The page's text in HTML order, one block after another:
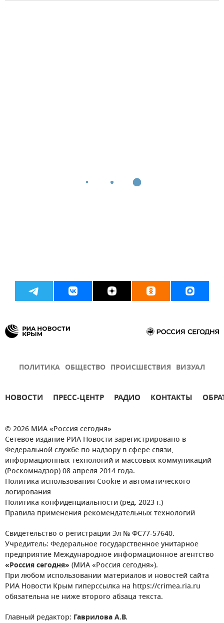
ПОЛИТИКА ОБЩЕСТВО ПРОИСШЕСТВИЯ ВИЗУАЛ
НОВОСТИ ПРЕСС-ЦЕНТР РАДИО КОНТАКТЫ
© 2026 МИА «Россия сегодня»
Сетевое издание РИА Новости зарегистрировано в
Федеральной службе по надзору в сфере связи,
информационных технологий и массовых коммуникаций
(Роскомнадзор) 08 апреля 2014 года.
Политика использования Cookie и автоматического
логирования
Политика конфиденциальности (ред. 2023 г.)
Правила применения рекомендательных технологий
Свидетельство о регистрации Эл № ФС77-57640.
Учредитель: Федеральное государственное унитарное
предприятие Международное информационное агентство
«Россия сегодня» (МИА «Россия сегодня»).
При любом использовании материалов и новостей сайта
РИА Новости Крым гиперссылка на https://crimea.ria.ru
обязательна не ниже второго абзаца текста.
Главный редактор: Гаврилова А.В.